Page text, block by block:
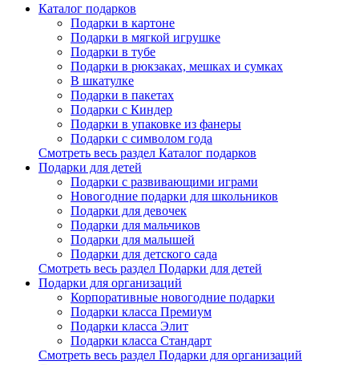
Каталог подарков
Подарки в картоне
Подарки в мягкой игрушке
Подарки в тубе
Подарки в рюкзаках, мешках и сумках
В шкатулке
Подарки в пакетах
Подарки с Киндер
Подарки в упаковке из фанеры
Подарки с символом года
Смотреть весь раздел Каталог подарков
Подарки для детей
Подарки с развивающими играми
Новогодние подарки для школьников
Подарки для девочек
Подарки для мальчиков
Подарки для малышей
Подарки для детского сада
Смотреть весь раздел Подарки для детей
Подарки для организаций
Корпоративные новогодние подарки
Подарки класса Премиум
Подарки класса Элит
Подарки класса Стандарт
Смотреть весь раздел Подарки для организаций